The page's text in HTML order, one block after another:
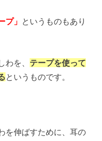
プ」 というものもあり
わを、 テープを使って
というものです。
を伸ばすために、耳の